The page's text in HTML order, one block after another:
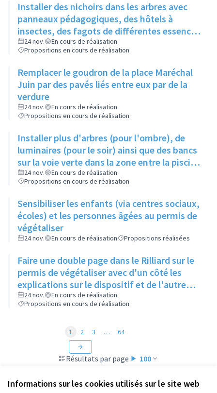
Informations sur les cookies utilisés sur le site web
Installer des nichoirs dans les arbres avec
panneaux pédagogiques, des hôtels à
insectes, des fagots de différentes essences
pour stimuler la biodiversité sur la place du
Château à la Roue
24 nov.
En cours de réalisation
Propositions en cours de réalisation
Remplacer le goudron de la place Maréchal
Juin par des pavés liés entre eux par de la
verdure
24 nov.
En cours de réalisation
Propositions en cours de réalisation
Installer plus d'arbres (pour l'ombre), de
luminaires (pour le soir) ainsi que des bancs
sur la voie verte dans la zone entre la piscine
et la rue de l'Industrie
24 nov.
En cours de réalisation
Propositions en cours de réalisation
Sensibiliser les enfants (via centres sociaux,
écoles) et les personnes âgées au permis de
végétaliser
24 nov. En cours de réalisation Propositions réalisées
Faire une double page dans le Rilliard sur le
permis de végétaliser avec d'un côté les
explications sur le dispositif et de l'autre
côté des exemples concrets de lieux à
investir
24 nov.
En cours de réalisation
Propositions en cours de réalisation
Résultats par page : 100
1 2 3 … 64